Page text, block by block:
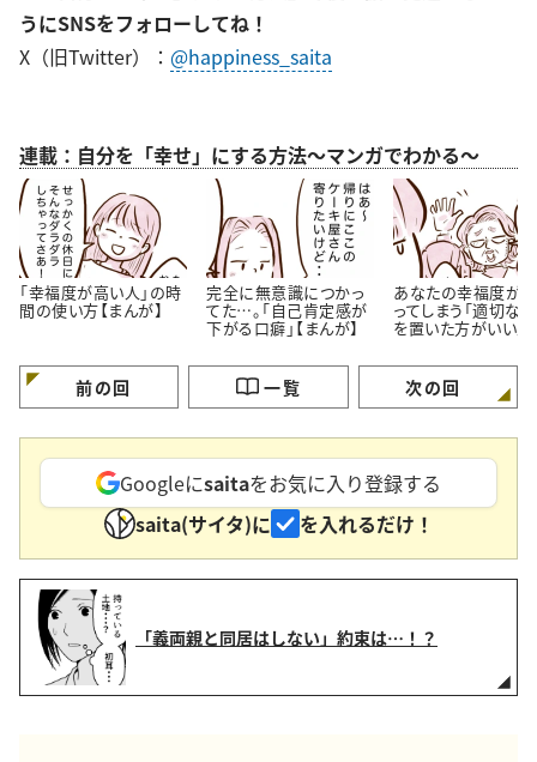
うにSNSをフォローしてね！
X（旧Twitter）： @happiness_saita
連載：自分を「幸せ」にする方法～マンガでわかる～
「幸福度が高い人」の時
間の使い方【まんが】
完全に無意識につかっ
てた…。「自己肯定感が
下がる口癖」【まんが】
あなたの幸福度が
ってしまう「適切な
を置いた方がいい
前の回 一覧 次の回
Googleにsaitaをお気に入り登録する
saita(サイタ)に
を入れるだけ！
「義両親と同居はしない」約束は…！？